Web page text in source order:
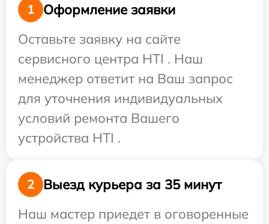
1
Оформление заявки
Оставьте заявку на сайте
сервисного центра HTI . Наш
менеджер ответит на Ваш запрос
для уточнения индивидуальных
условий ремонта Вашего
устройства HTI .
2
Выезд курьера за 35 минут
Наш мастер приедет в оговоренные